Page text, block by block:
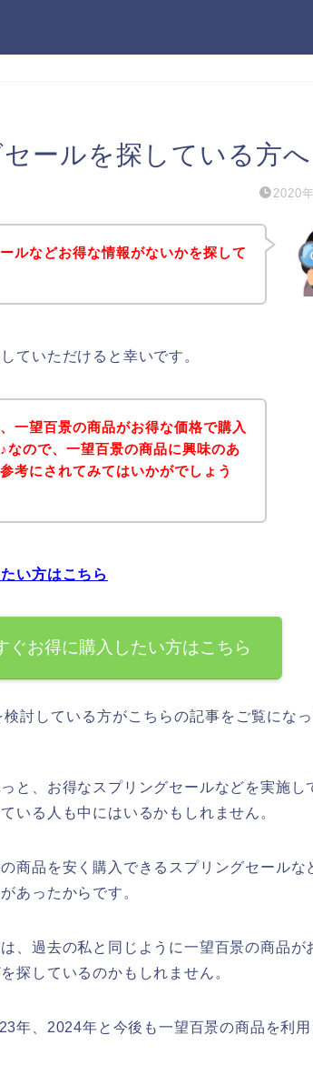
ールを探している方へ
2020
ルなどお得な情報がないかを探して
ていただけると幸いです。
一望百景の商品がお得な価格で購入
なので、一望百景の商品に興味のあ
考にされてみてはいかがでしょう
い方はこちら
ぐお得に購入したい方はこちら
討している方がこちらの記事をご覧にな
と、お得なスプリングセールなどを実施し
いる人も中にはいるかもしれません。
商品を安く購入できるスプリングセールな
あったからです。
、過去の私と同じように一望百景の商品が
探しているのかもしれません。
年、2024年と今後も一望百景の商品を利用